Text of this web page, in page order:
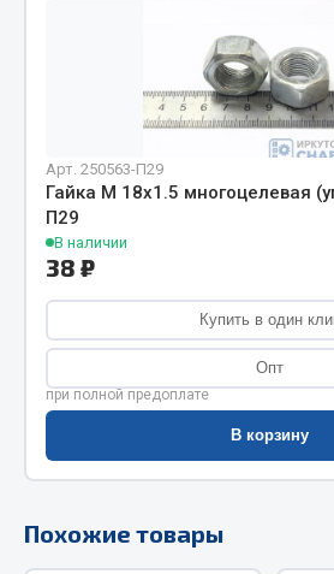
Измерительный инструмент
Крепежный инструмент
Режущий инструмент
Силовое оборудование
Столярный инструмент
Показать ещё
Арт. 250563-П29
Гайка М 18х1.5 многоцелевая
П29
В наличии
38 ₽
Купить в один
Опт
при полной предоплате
В корзину
Похожие товары